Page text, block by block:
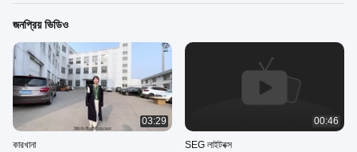
জনপ্রিয় ভিডিও
03:29
কারখানা
00:46
SEG লাইটবক্স